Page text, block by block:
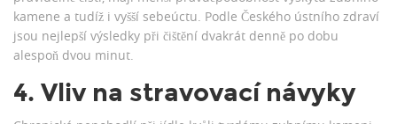
kamene a tudíž i vyšší sebeúctu. Podle Českého ústního zdraví
jsou nejlepší výsledky při čištění dvakrát denně po dobu
alespoň dvou minut.
4. Vliv na stravovací návyky